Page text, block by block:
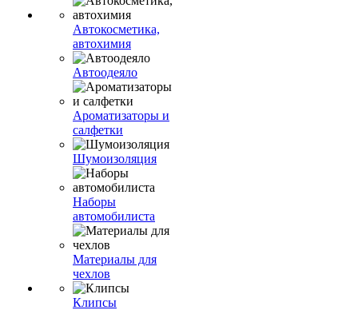
Автокосметика,
автохимия
Автоодеяло
Ароматизаторы и
салфетки
Шумоизоляция
Наборы
автомобилиста
Материалы для
чехлов
Клипсы